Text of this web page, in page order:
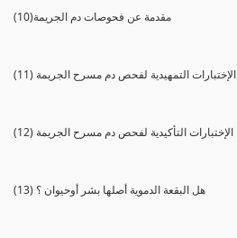
(10)مقدمة عن فحوصات دم الجريمة
(11) الإختبارات التمهيدية لفحص دم مسرح الجريمة
(12) الإختبارات التأكيدية لفحص دم مسرح الجريمة
(13) هل البقعة الدموية أصلها بشر أوحيوان ؟